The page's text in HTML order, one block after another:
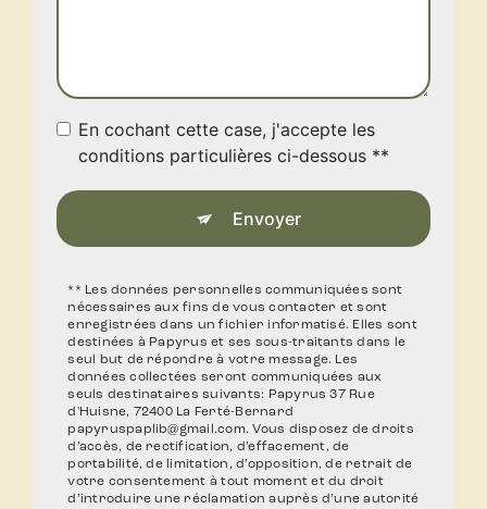
En cochant cette case, j'accepte les
conditions particulières ci-dessous **
Envoyer
** Les données personnelles communiquées sont
nécessaires aux fins de vous contacter et sont
enregistrées dans un fichier informatisé. Elles sont
destinées à Papyrus et ses sous-traitants dans le
seul but de répondre à votre message. Les
données collectées seront communiquées aux
seuls destinataires suivants: Papyrus 37 Rue
d'Huisne, 72400 La Ferté-Bernard
papyruspaplib@gmail.com. Vous disposez de droits
d’accès, de rectification, d’effacement, de
portabilité, de limitation, d’opposition, de retrait de
votre consentement à tout moment et du droit
d’introduire une réclamation auprès d’une autorité